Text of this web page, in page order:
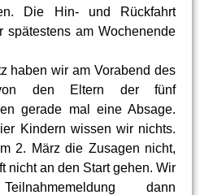
Die Hin- und Rückfahrt
spätestens am Wochenende
haben wir am Vorabend des
von den Eltern der fünf
gerade mal eine Absage.
Kindern wissen wir nichts.
2. März die Zusagen nicht,
nicht an den Start gehen. Wir
dann